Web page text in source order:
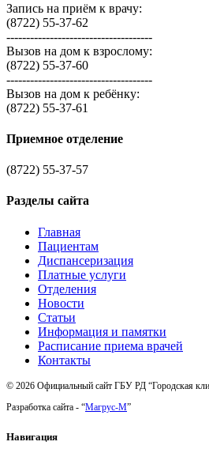
Запись на приём к врачу:
(8722) 55-37-62
-------------------------------------
Вызов на дом к взрослому:
(8722) 55-37-60
-------------------------------------
Вызов на дом к ребёнку:
(8722) 55-37-61
Приемное отделение
(8722) 55-37-57
Разделы сайта
Главная
Пациентам
Диспансеризация
Платные услуги
Отделения
Новости
Статьи
Информация и памятки
Расписание приема врачей
Контакты
© 2026 Официальный сайт ГБУ РД “Городская
Разработка сайта - “Магрус-М”
Навигация